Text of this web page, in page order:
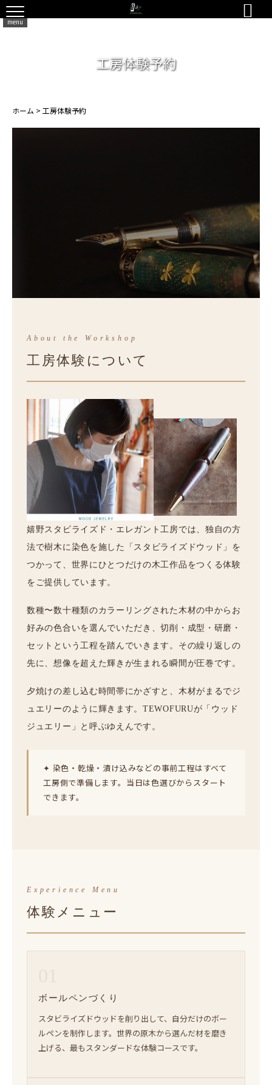
menu

工房体験予約
ホーム > 工房体験予約
工房体験予約
世界にひとつ、あなただけの木工ジュエリーをつくる体験
About the Workshop
工房体験について
嬉野スタビライズド・エレガント工房では、独自の方
法で樹木に染色を施した「スタビライズドウッド」を
つかって、世界にひとつだけの木工作品をつくる体験
をご提供しています。
数種〜数十種類のカラーリングされた木材の中からお
好みの色合いを選んでいただき、切削・成型・研磨・
セットという工程を踏んでいきます。その繰り返しの
先に、想像を超えた輝きが生まれる瞬間が圧巻です。
夕焼けの差し込む時間帯にかざすと、木材がまるでジ
ュエリーのように輝きます。TEWOFURUが「ウッド
ジュエリー」と呼ぶゆえんです。
✦ 染色・乾燥・漬け込みなどの事前工程はすべて
工房側で準備します。当日は色選びからスタート
できます。
Experience Menu
体験メニュー
ボールペンづくり
スタビライズドウッドを削り出して、自分だけのボー
ルペンを制作します。世界の原木から選んだ材を磨き
上げる、最もスタンダードな体験コースです。